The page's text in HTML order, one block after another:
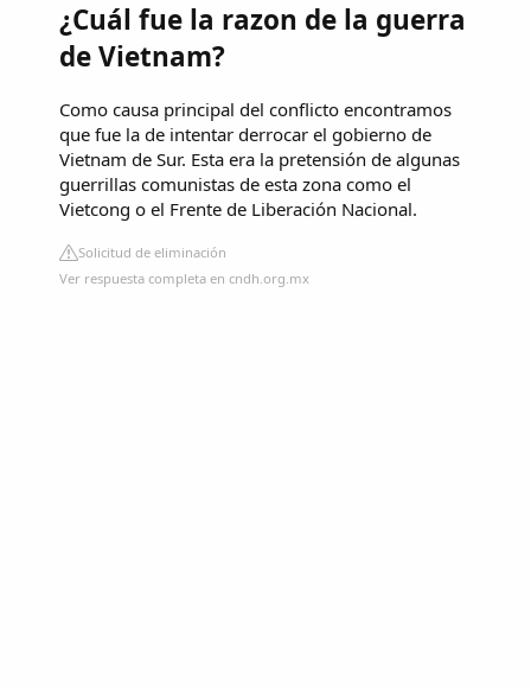
¿Cuál fue la razon de la guerra
de Vietnam?
Como causa principal del conflicto encontramos
que fue la de intentar derrocar el gobierno de
Vietnam de Sur. Esta era la pretensión de algunas
guerrillas comunistas de esta zona como el
Vietcong o el Frente de Liberación Nacional.
Solicitud de eliminación
Ver respuesta completa en cndh.org.mx